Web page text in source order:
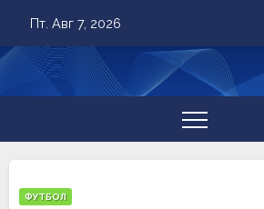
content
Пт. Авг 7, 2026
ФУТБОЛ